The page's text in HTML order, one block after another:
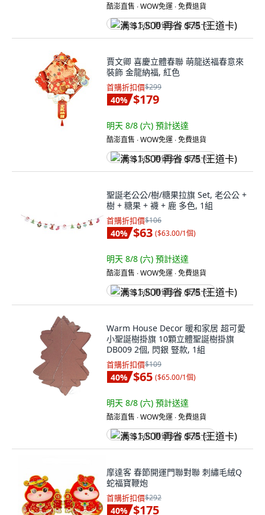
酷澎直售 ∙ WOW免運 ∙ 免費退貨
满 $1,500 再省 $75 (王道卡)
賈文卿 喜慶立體春聯 萌龍送福春意來
裝飾 金龍納福, 紅色
首購折扣價$299
40% $179
明天 8/8 (六) 預計送達
酷澎直售 ∙ WOW免運 ∙ 免費退貨
满 $1,500 再省 $75 (王道卡)
聖誕老公公/樹/糖果拉旗 Set, 老公公 +
樹 + 糖果 + 襪 + 鹿 多色, 1組
首購折扣價$106
40% $63 ($63.00/1個)
明天 8/8 (六) 預計送達
酷澎直售 ∙ WOW免運 ∙ 免費退貨
满 $1,500 再省 $75 (王道卡)
Warm House Decor 暖和家居 超可愛
小聖誕樹掛旗 10顆立體聖誕樹掛旗
DB009 2個, 閃銀 豎款, 1組
首購折扣價$109
40% $65 ($65.00/1個)
明天 8/8 (六) 預計送達
酷澎直售 ∙ WOW免運 ∙ 免費退貨
满 $1,500 再省 $75 (王道卡)
摩達客 春節開運門聯對聯 刺繡毛絨Q
蛇福寶鞭炮
首購折扣價$292
40% $175